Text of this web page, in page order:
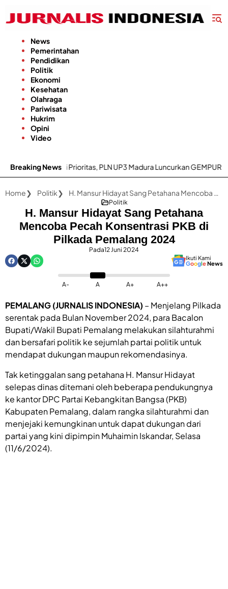
konten
News
Pemerintahan
Pendidikan
Politik
Ekonomi
Kesehatan
Olahraga
Pariwisata
Hukrim
Opini
Video
Breaking News
Listrik Jadi Prioritas, PLN UP3 Madura Luncurkan GEMPUR
Home Politik H. Mansur Hidayat Sang Petahana Mencoba Pecah Konsentrasi PKB di Pilkada Pemalang 2024
Politik
H. Mansur Hidayat Sang Petahana
Mencoba Pecah Konsentrasi PKB di
Pilkada Pemalang 2024
Pada12 Juni 2024
Ikuti Kami
GoogleNews
A- A A+ A++
PEMALANG (JURNALIS INDONESIA) – Menjelang Pilkada
serentak pada Bulan November 2024, para Bacalon
Bupati/Wakil Bupati Pemalang melakukan silahturahmi
dan bersafari politik ke sejumlah partai politik untuk
mendapat dukungan maupun rekomendasinya.
Tak ketinggalan sang petahana H. Mansur Hidayat
selepas dinas ditemani oleh beberapa pendukungnya
ke kantor DPC Partai Kebangkitan Bangsa (PKB)
Kabupaten Pemalang, dalam rangka silahturahmi dan
menjejaki kemungkinan untuk dapat dukungan dari
partai yang kini dipimpin Muhaimin Iskandar, Selasa
(11/6/2024).